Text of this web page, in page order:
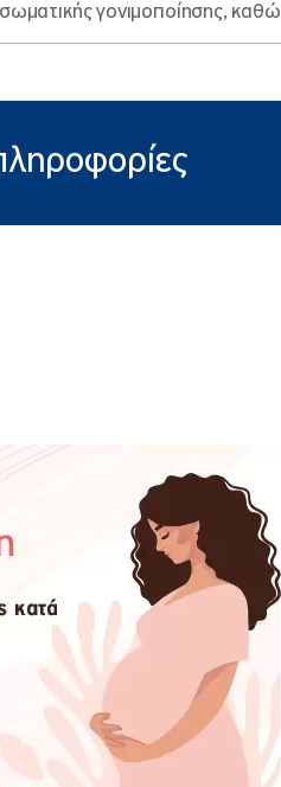
γονιμοποίησης,